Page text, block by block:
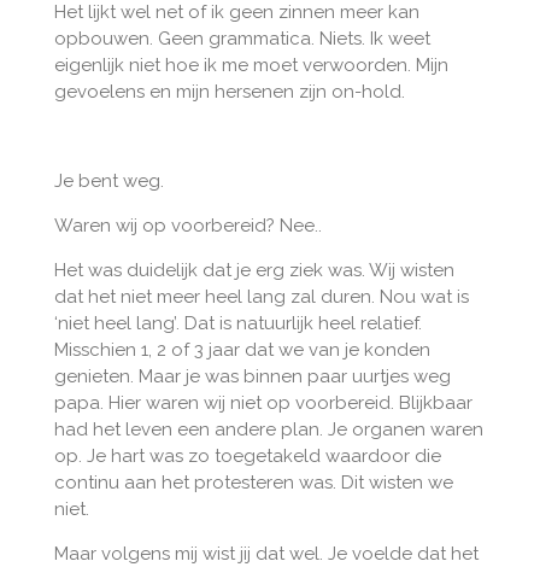
Het lijkt wel net of ik geen zinnen meer kan
opbouwen. Geen grammatica. Niets. Ik weet
eigenlijk niet hoe ik me moet verwoorden. Mijn
gevoelens en mijn hersenen zijn on-hold.
Je bent weg.
Waren wij op voorbereid? Nee..
Het was duidelijk dat je erg ziek was. Wij wisten
dat het niet meer heel lang zal duren. Nou wat is
‘niet heel lang’. Dat is natuurlijk heel relatief.
Misschien 1, 2 of 3 jaar dat we van je konden
genieten. Maar je was binnen paar uurtjes weg
papa. Hier waren wij niet op voorbereid. Blijkbaar
had het leven een andere plan. Je organen waren
op. Je hart was zo toegetakeld waardoor die
continu aan het protesteren was. Dit wisten we
niet.
Maar volgens mij wist jij dat wel. Je voelde dat het